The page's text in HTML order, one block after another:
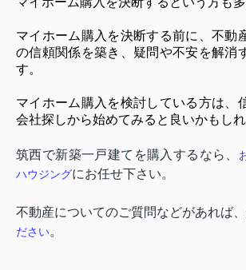
マイホーム購入を決断する前に、不動
の信頼関係を築き、疑問や不安を解消
す。
マイホーム購入を検討している方は、
会社探しから始めてみると良いかもしれ
筑西で新築一戸建てを購入するなら、
ハウジングにお任せ下さい。
不動産についてのご質問などがあれば
ださい。